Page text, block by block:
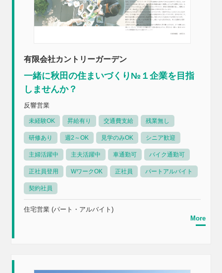
有限会社カントリーガーデン
一緒に秋田の住まいづくり№１企業を目指
しませんか？
反響営業
未経験OK 昇給有り 交通費支給 残業無し
研修あり 週2～OK 見学のみOK シニア歓迎
主婦活躍中 主夫活躍中 車通勤可 バイク通勤可
正社員登用 WワークOK 正社員 パートアルバイト
契約社員
住宅営業 (パート・アルバイト)
More